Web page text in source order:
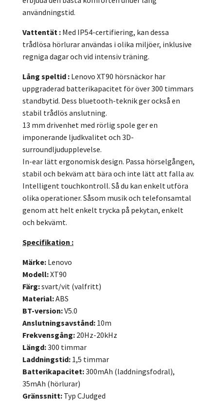
användningstid.
Vattentät : Med IP54-certifiering, kan dessa
trådlösa hörlurar användas i olika miljöer, inklusive
regniga dagar och vid intensiv träning.
Lång speltid : Lenovo XT90 hörsnäckor har
uppgraderad batterikapacitet för över 300 timmars
standbytid. Dess bluetooth-teknik ger också en
stabil trådlös anslutning.
13 mm drivenhet med rörlig spole ger en
imponerande ljudkvalitet och 3D-
surroundljudupplevelse.
In-ear lätt ergonomisk design. Passa hörselgången,
stabil och bekväm att bära och inte lätt att falla av.
Intelligent touchkontroll. Så du kan enkelt utföra
olika operationer. Såsom musik och telefonsamtal
genom att helt enkelt trycka på pekytan, enkelt
och bekvämt.
Specifikation :
Märke: Lenovo
Modell:XT90
Färg:svart/vit (valfritt)
Material:ABS
BT-version:V5.0
Anslutningsavstånd: 10m
Frekvensgång: 20Hz-20kHz
Längd:300 timmar
Laddningstid: 1,5 timmar
Batterikapacitet:300mAh (laddningsfodral),
35mAh (hörlurar)
Gränssnitt: Typ CJudged